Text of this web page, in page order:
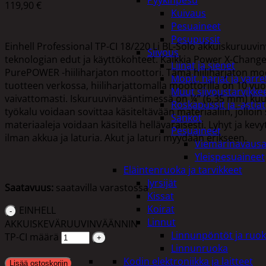
Kuivaus
Pesuaineet
Pesupussit
Siivous
Liinat ja sienet
Mopit, harjat ja
Muut
Roskapussit ja -astiat
Sankot
Pesuaineet
Yleispesuaineet
Eläintenruoka ja tarvikkeet
Jyrsijät
Kissat
Koirat
Linnut
Linnunpöntöt ja
Linnunruoka
Kodin elektroniikka ja laitteet
119,90 €
Einhell Professional TP-CI 18/220 Li BL-Solo
teknologian edut ja käyttökohteet. Kaikkia Power X-
PurePOWER -hiiliharjaton moottori. Tämä hiiliharjaton
tuotteen verkossa, hiiliharjattomalla moottorilla on 10
vaivattomasti. Iskuruuvinvääntimessä on ¼” (6,35 mm)
työkalu voidaan sovittaa käsiteltävään materiaaliin,
materiaaleja voidaan käsitellä hellävaraisesti. Lyhyt ja
ilman akkua ja laturia. Akut ja laturi myydään erikseen.
Saatavuus: saatavilla varastossa
EINHELL
AKKUISKEVÄRUUVINVÄÄNNIN
TP-CI määrä
Lisää ostoskoriin